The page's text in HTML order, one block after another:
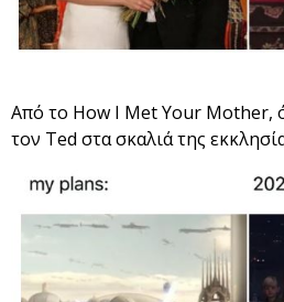
Από το How I Met Your Mother,
τον Ted στα σκαλιά της